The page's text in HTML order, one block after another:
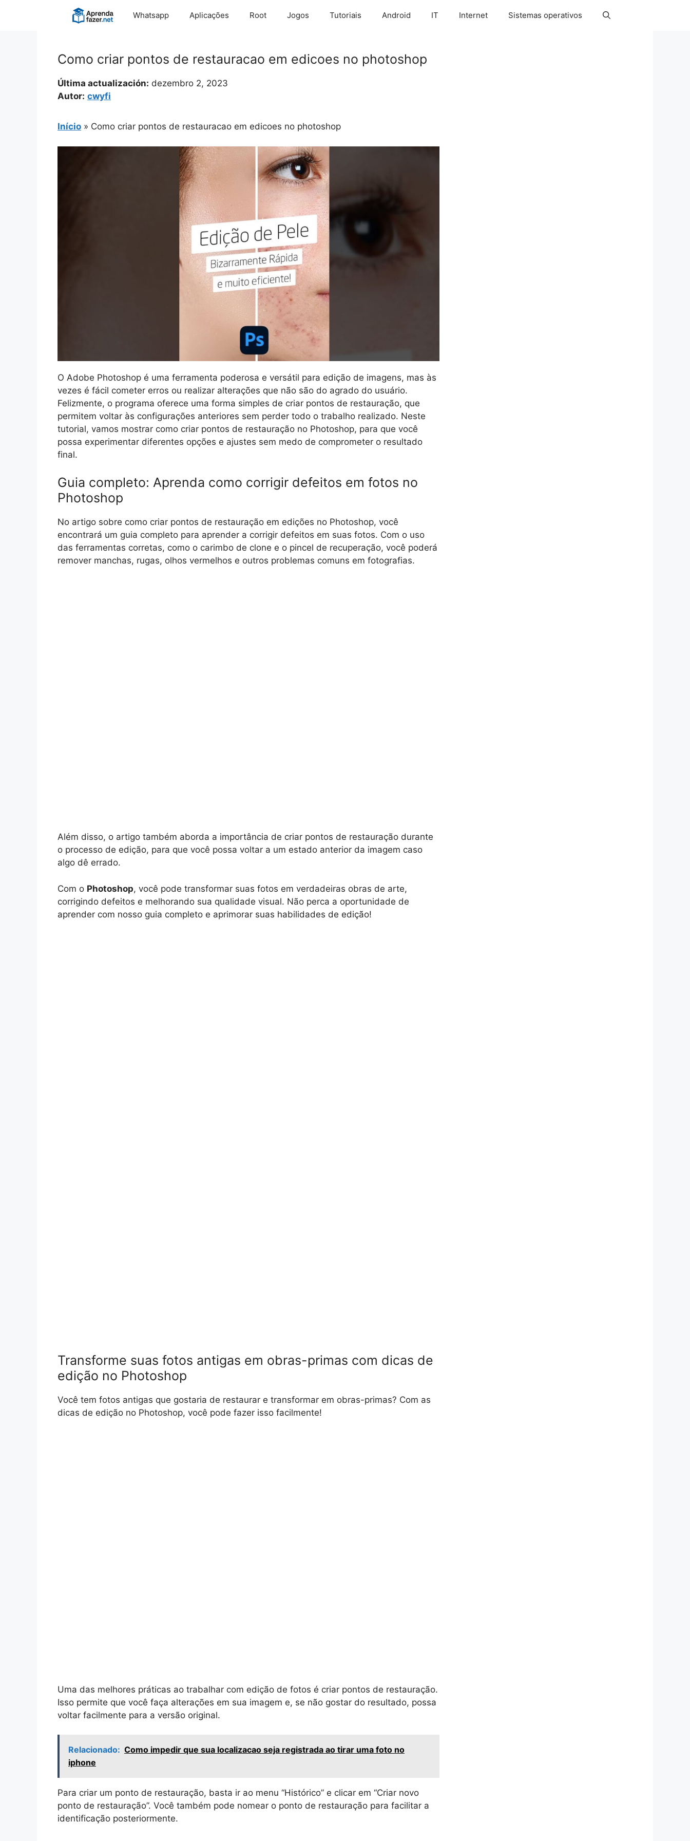
Whatsapp Aplicações Root Jogos Tutoriais Android IT Internet Sistemas operativos
Como criar pontos de restauracao em edicoes no photoshop
Última actualización: dezembro 2, 2023
Autor: cwyfi
Início » Como criar pontos de restauracao em edicoes no photoshop
O Adobe Photoshop é uma ferramenta poderosa e versátil para edição de imagens, mas às
vezes é fácil cometer erros ou realizar alterações que não são do agrado do usuário.
Felizmente, o programa oferece uma forma simples de criar pontos de restauração, que
permitem voltar às configurações anteriores sem perder todo o trabalho realizado. Neste
tutorial, vamos mostrar como criar pontos de restauração no Photoshop, para que você
possa experimentar diferentes opções e ajustes sem medo de comprometer o resultado
final.
Guia completo: Aprenda como corrigir defeitos em fotos no
Photoshop
No artigo sobre como criar pontos de restauração em edições no Photoshop, você
encontrará um guia completo para aprender a corrigir defeitos em suas fotos. Com o uso
das ferramentas corretas, como o carimbo de clone e o pincel de recuperação, você poderá
remover manchas, rugas, olhos vermelhos e outros problemas comuns em fotografias.
Além disso, o artigo também aborda a importância de criar pontos de restauração durante
o processo de edição, para que você possa voltar a um estado anterior da imagem caso
algo dê errado.
Com o Photoshop, você pode transformar suas fotos em verdadeiras obras de arte,
corrigindo defeitos e melhorando sua qualidade visual. Não perca a oportunidade de
aprender com nosso guia completo e aprimorar suas habilidades de edição!
Transforme suas fotos antigas em obras-primas com dicas de
edição no Photoshop
Você tem fotos antigas que gostaria de restaurar e transformar em obras-primas? Com as
dicas de edição no Photoshop, você pode fazer isso facilmente!
Uma das melhores práticas ao trabalhar com edição de fotos é criar pontos de restauração.
Isso permite que você faça alterações em sua imagem e, se não gostar do resultado, possa
voltar facilmente para a versão original.
Relacionado: Como impedir que sua localizacao seja registrada ao tirar uma foto no
iphone
Para criar um ponto de restauração, basta ir ao menu “Histórico” e clicar em “Criar novo
ponto de restauração”. Você também pode nomear o ponto de restauração para facilitar a
identificação posteriormente.